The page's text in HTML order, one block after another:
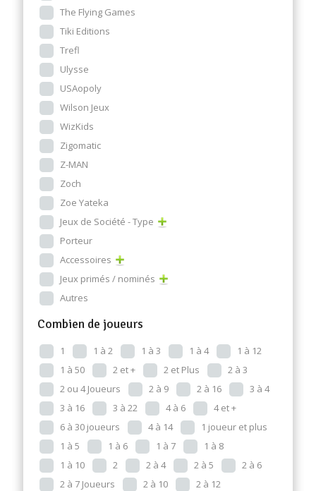
The Flying Games
Tiki Editions
Trefl
Ulysse
USAopoly
Wilson Jeux
WizKids
Zigomatic
Z-MAN
Zoch
Zoe Yateka
Jeux de Société - Type
Porteur
Accessoires
Jeux primés / nominés
Autres
Combien de joueurs
1 1 à 2 1 à 3 1 à 4
1 à 12
1 à 50
2 et + 2 et Plus
2 à 3
2 ou 4 Joueurs
2 à 9 2 à 16
3 à 4
3 à 16
3 à 22 4 à 6
4 et +
6 à 30 joueurs
4 à 14
1 joueur et plus
1 à 5
1 à 6 1 à 7
1 à 8
1 à 10
2 2 à 4 2 à 5
2 à 6
2 à 7 Joueurs
2 à 10 2 à 12